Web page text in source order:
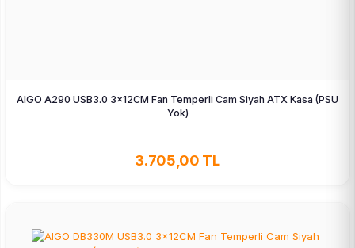
AIGO A290 USB3.0 3×12CM Fan Temperli Cam Siyah ATX Kasa (PSU
Yok)
3.705,00 TL